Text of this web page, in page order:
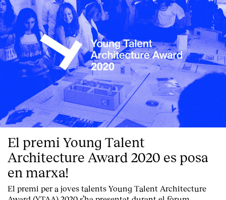
Index
El premi Young Talent
Architecture Award 2020 es posa
en marxa!
El premi per a joves talents Young Talent Architecture